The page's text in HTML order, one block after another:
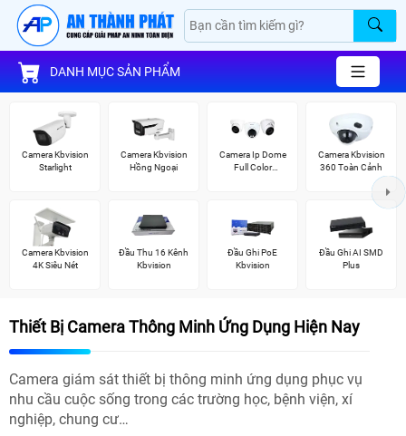
DANH MỤC SẢN PHẨM
Camera Kbvision
Starlight
Camera Kbvision
Hồng Ngoại
Camera Ip Dome
Full Color
Camera Kbvision
360 Toàn Cảnh
Camera Kbvision
4K Siêu Nét
Đầu Thu 16 Kênh
Kbvision
Đầu Ghi PoE
Kbvision
Đầu Ghi AI SMD
Plus
Thiết Bị Camera Thông Minh Ứng Dụng Hiện Nay
Camera giám sát thiết bị thông minh ứng dụng phục vụ
nhu cầu cuộc sống trong các trường học, bệnh viện, xí
nghiệp, chung cư…